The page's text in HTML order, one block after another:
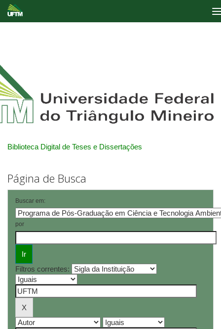
Biblioteca Digital de Teses e Dissertações
Página de Busca
Buscar em:
por
Filtros correntes: